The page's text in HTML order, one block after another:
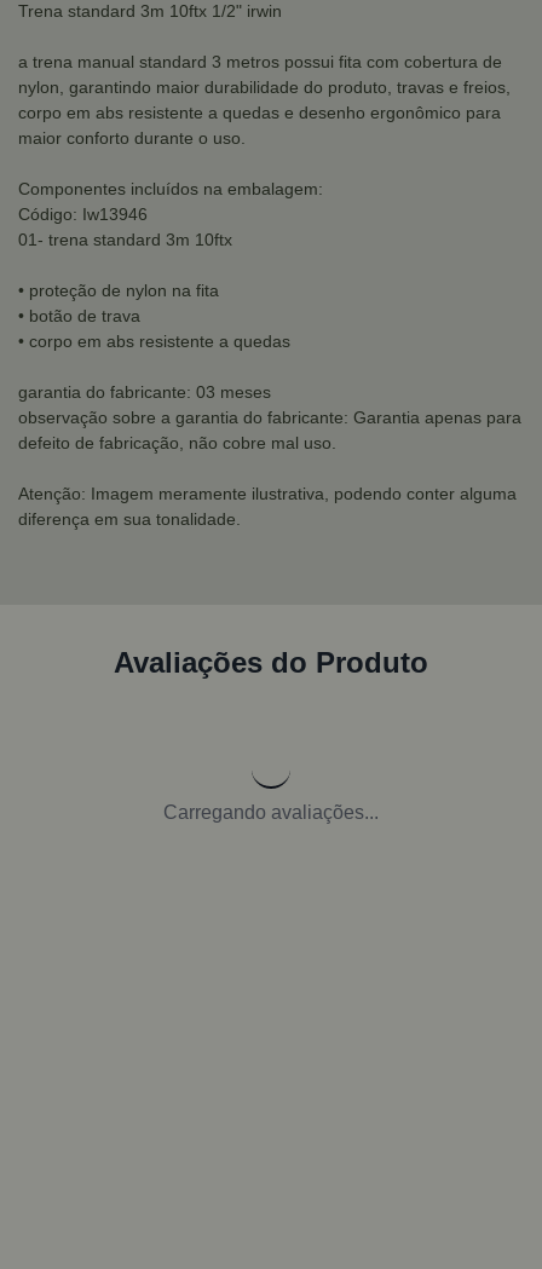
Trena standard 3m 10ftx 1/2" irwin
a trena manual standard 3 metros possui fita com cobertura de
nylon, garantindo maior durabilidade do produto, travas e freios,
corpo em abs resistente a quedas e desenho ergonômico para
maior conforto durante o uso.
Componentes incluídos na embalagem:
Código: Iw13946
01- trena standard 3m 10ftx
• proteção de nylon na fita
• botão de trava
• corpo em abs resistente a quedas
garantia do fabricante: 03 meses
observação sobre a garantia do fabricante: Garantia apenas para
defeito de fabricação, não cobre mal uso.
Atenção: Imagem meramente ilustrativa, podendo conter alguma
diferença em sua tonalidade.
Avaliações do Produto
Carregando avaliações...